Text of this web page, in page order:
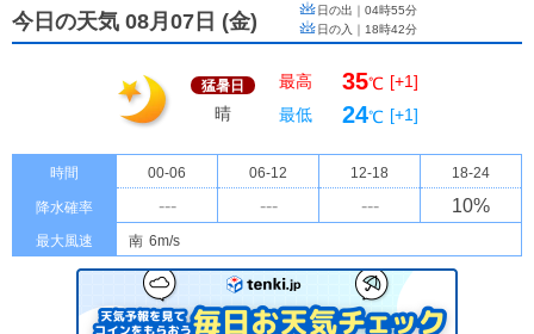
今日の天気 08月07日 (金) 日の出｜ 04時55分
日の入｜ 18時42分
猛暑日
晴
最高 35℃ [+1]
最低
24℃ [+1]
時間 00-06 06-12 12-18 18-24
降水確率 --- --- --- 10%
最大風速 南 6m/s